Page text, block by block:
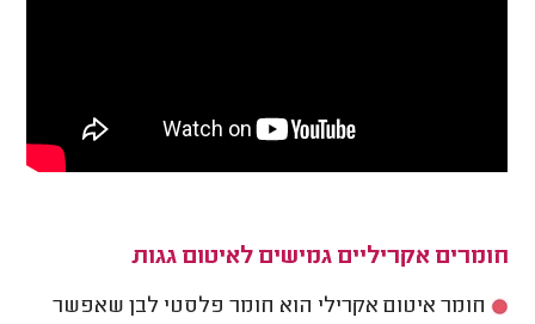
חומרים אקריליים גמישים לאיטום גגות
חומר איטום אקרילי הוא חומר פלסטי לבן שאפשר